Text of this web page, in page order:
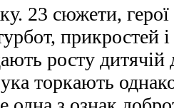
23 сюжети, герої
прикростей
росту
торкають